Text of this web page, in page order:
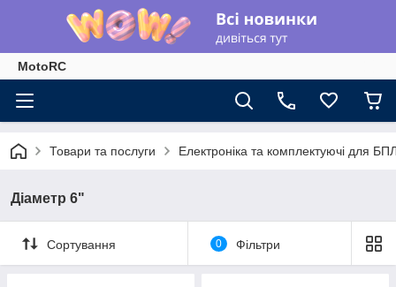
MotoRC
Товари та послуги Електроніка та комплектуючі для
Діаметр 6"
Сортування 0 Фільтри